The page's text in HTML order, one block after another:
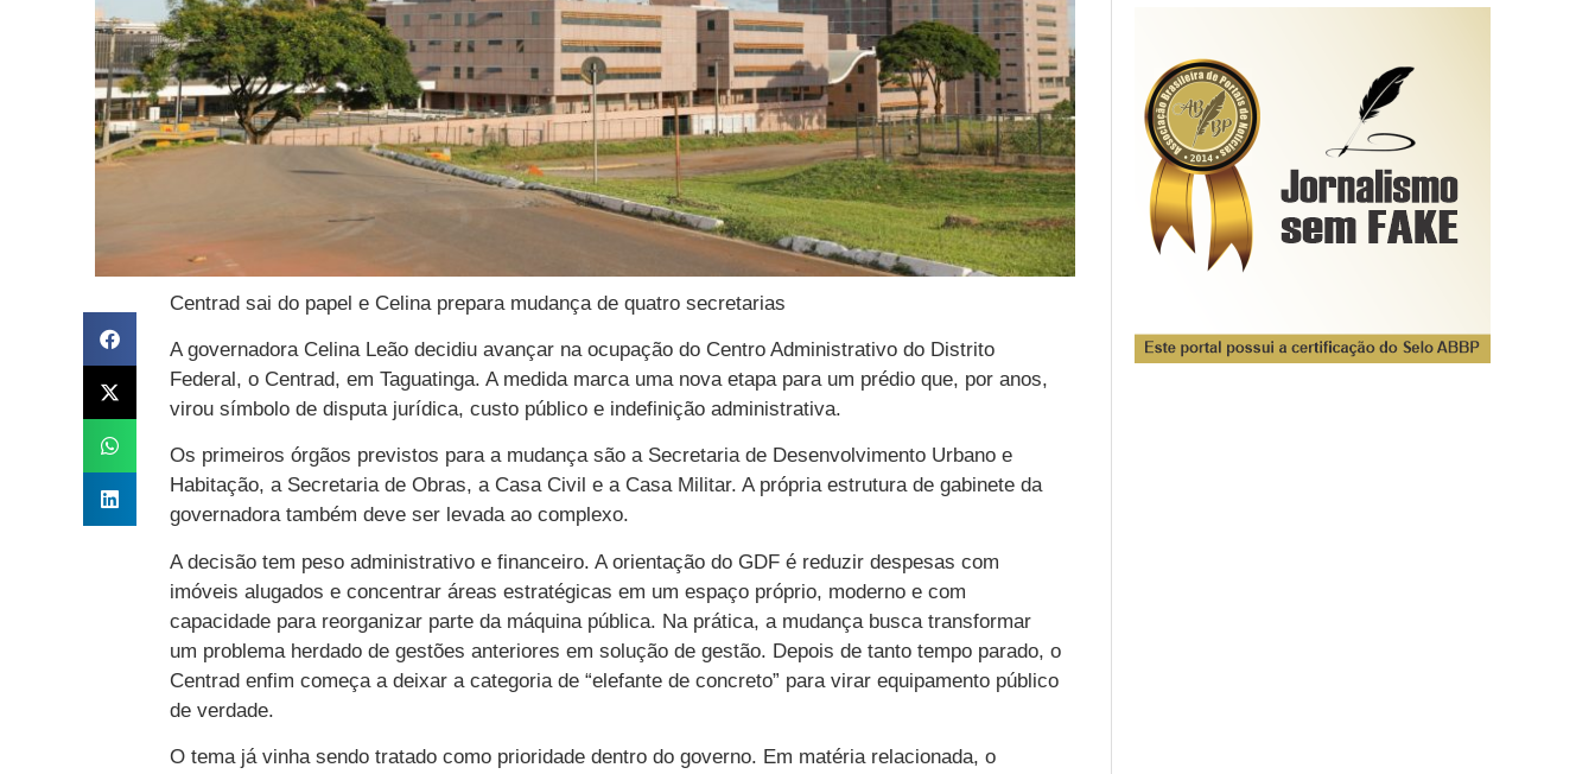
Centrad sai do papel e Celina prepara mudança de quatro secretarias
A governadora Celina Leão decidiu avançar na ocupação do Centro Administrativo do Distrito
Federal, o Centrad, em Taguatinga. A medida marca uma nova etapa para um prédio que, por anos,
virou símbolo de disputa jurídica, custo público e indefinição administrativa.
Os primeiros órgãos previstos para a mudança são a Secretaria de Desenvolvimento Urbano e
Habitação, a Secretaria de Obras, a Casa Civil e a Casa Militar. A própria estrutura de gabinete da
governadora também deve ser levada ao complexo.
A decisão tem peso administrativo e financeiro. A orientação do GDF é reduzir despesas com
imóveis alugados e concentrar áreas estratégicas em um espaço próprio, moderno e com
capacidade para reorganizar parte da máquina pública. Na prática, a mudança busca transformar
um problema herdado de gestões anteriores em solução de gestão. Depois de tanto tempo parado, o
Centrad enfim começa a deixar a categoria de “elefante de concreto” para virar equipamento público
de verdade.
O tema já vinha sendo tratado como prioridade dentro do governo. Em matéria relacionada, o